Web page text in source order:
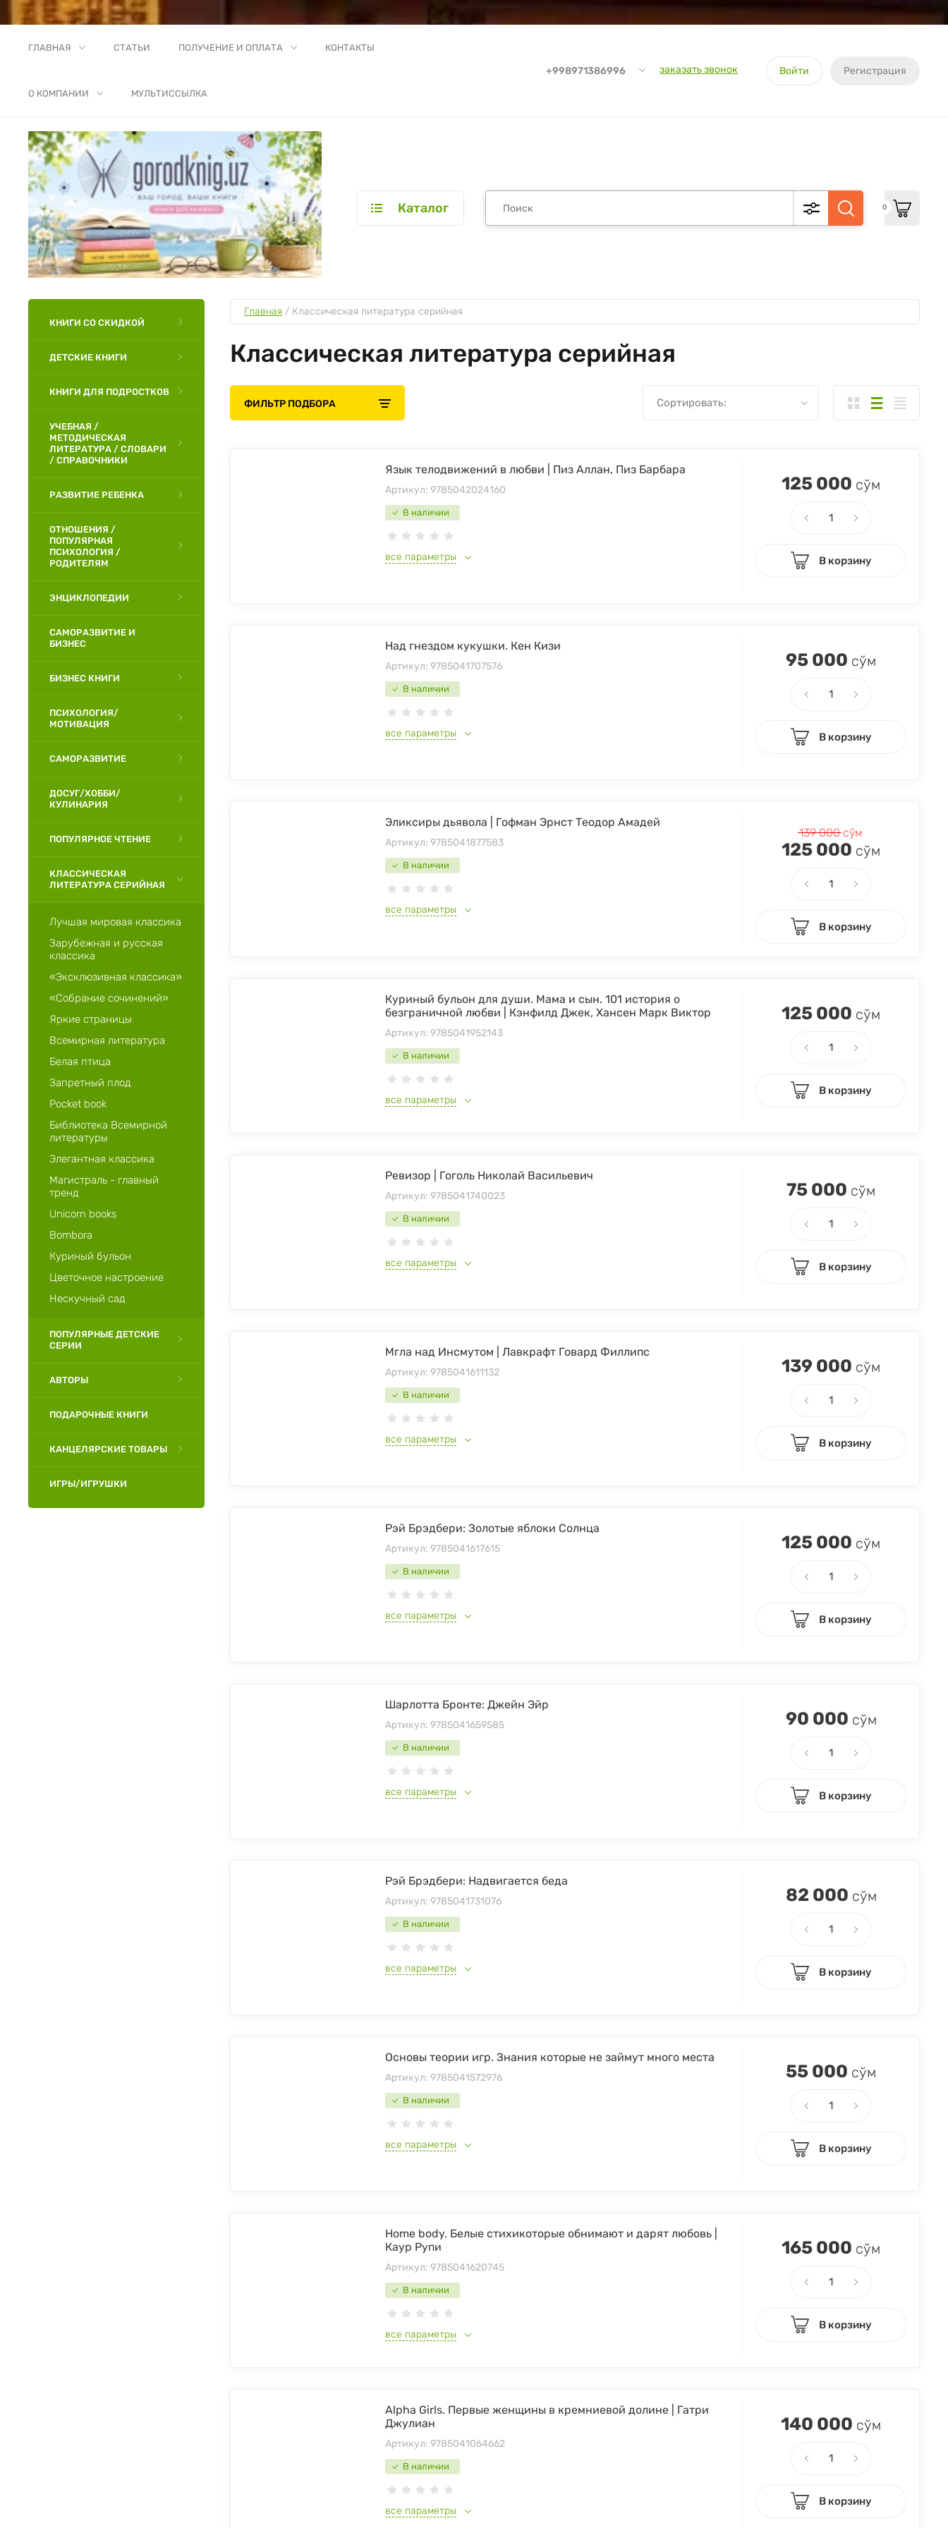
ГЛАВНАЯ СТАТЬИ ПОЛУЧЕНИЕ И ОПЛАТА КОНТАКТЫ
О КОМПАНИИ МУЛЬТИССЫЛКА
+998971386996 заказать звонок Войти Регистрация
Каталог 0
КНИГИ СО СКИДКОЙ
ДЕТСКИЕ КНИГИ
КНИГИ ДЛЯ ПОДРОСТКОВ
УЧЕБНАЯ /
МЕТОДИЧЕСКАЯ
ЛИТЕРАТУРА / СЛОВАРИ
/ СПРАВОЧНИКИ
РАЗВИТИЕ РЕБЕНКА
ОТНОШЕНИЯ /
ПОПУЛЯРНАЯ
ПСИХОЛОГИЯ /
РОДИТЕЛЯМ
ЭНЦИКЛОПЕДИИ
САМОРАЗВИТИЕ И
БИЗНЕС
БИЗНЕС КНИГИ
ПСИХОЛОГИЯ/
МОТИВАЦИЯ
САМОРАЗВИТИЕ
ДОСУГ/ХОББИ/
КУЛИНАРИЯ
ПОПУЛЯРНОЕ ЧТЕНИЕ
КЛАССИЧЕСКАЯ
ЛИТЕРАТУРА СЕРИЙНАЯ
Лучшая мировая классика
Зарубежная и русская
классика
«Эксклюзивная классика»
«Собрание сочинений»
Яркие страницы
Всемирная литература
Белая птица
Запретный плод
Pocket book
Библиотека Всемирной
литературы
Элегантная классика
Магистраль - главный
тренд
Unicorn books
Bombora
Куриный бульон
Цветочное настроение
Нескучный сад
ПОПУЛЯРНЫЕ ДЕТСКИЕ
СЕРИИ
АВТОРЫ
ПОДАРОЧНЫЕ КНИГИ
КАНЦЕЛЯРСКИЕ ТОВАРЫ
ИГРЫ/ИГРУШКИ
Главная / Классическая литература серийная
Классическая литература серийная
ФИЛЬТР ПОДБОРА Сортировать:
В наличии
Язык телодвижений в любви | Пиз Аллан, Пиз Барбара
Артикул: 9785042024160
все параметры
125 000 сўм
В корзину
В наличии
Над гнездом кукушки. Кен Кизи
Артикул: 9785041707576
все параметры
95 000 сўм
В корзину
В наличии
Эликсиры дьявола | Гофман Эрнст Теодор Амадей
Артикул: 9785041877583
все параметры
139 000сўм
125 000 сўм
В корзину
В наличии
Куриный бульон для души. Мама и сын. 101 история о
безграничной любви | Кэнфилд Джек, Хансен Марк Виктор
Артикул: 9785041952143
все параметры
125 000 сўм
В корзину
В наличии
Ревизор | Гоголь Николай Васильевич
Артикул: 9785041740023
все параметры
75 000 сўм
В корзину
В наличии
Мгла над Инсмутом | Лавкрафт Говард Филлипс
Артикул: 9785041611132
все параметры
139 000 сўм
В корзину
В наличии
Рэй Брэдбери: Золотые яблоки Солнца
Артикул: 9785041617615
все параметры
125 000 сўм
В корзину
В наличии
Шарлотта Бронте: Джейн Эйр
Артикул: 9785041659585
все параметры
90 000 сўм
В корзину
В наличии
Рэй Брэдбери: Надвигается беда
Артикул: 9785041731076
все параметры
82 000 сўм
В корзину
В наличии
Основы теории игр. Знания которые не займут много места
Артикул: 9785041572976
все параметры
55 000 сўм
В корзину
В наличии
Home body. Белые стихикоторые обнимают и дарят любовь |
Каур Рупи
Артикул: 9785041620745
все параметры
165 000 сўм
В корзину
В наличии
Alpha Girls. Первые женщины в кремниевой долине | Гатри
Джулиан
Артикул: 9785041064662
все параметры
140 000 сўм
В корзину